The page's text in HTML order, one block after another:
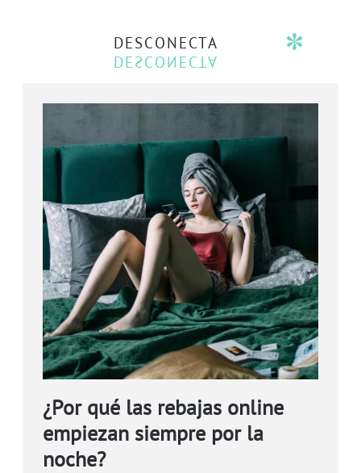
DESCONECTA
¿Por qué las rebajas online
empiezan siempre por la
noche?